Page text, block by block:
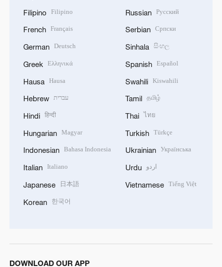
Filipino Filipino
French Français
German Deutsch
Greek Ελληνικά
Hausa Hausa
Hebrew עברית
Hindi हिन्दी
Hungarian Magyar
Indonesian Bahasa Indonesia
Italian Italiano
Japanese 日本語
Korean 한국어
Russian Русский
Serbian Српски
Sinhala සිංහල
Spanish Español
Swahili Kiswahili
Tamil தமிழ்
Thai ไทย
Turkish Türkçe
Ukrainian Українська
Urdu اردو
Vietnamese Tiếng Việt
DOWNLOAD OUR APP